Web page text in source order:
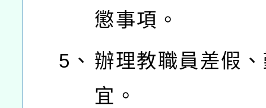
懲事項。
5、 辦理教職員差假
宜。